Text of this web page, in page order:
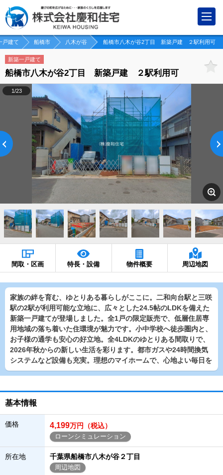
戸建て 船橋市 八木が谷 船橋市八木が谷2丁目 新築戸建 ２駅利用可
新築一戸建て
船橋市八木が谷2丁目 新築戸建 ２駅利用可
1/23
間取・区画 特長・設備 物件概要 周辺地図
家族の絆を育む、ゆとりある暮らしがここに。二和向台駅と三咲
駅の2駅が利用可能な立地に、広々とした24.5帖のLDKを備えた
新築一戸建てが登場しました。全1戸の限定販売で、低層住居専
用地域の落ち着いた住環境が魅力です。小中学校へ徒歩圏内と、
お子様の通学も安心の好立地。全4LDKのゆとりある間取りで、
2026年秋からの新しい生活を彩ります。都市ガスや24時間換気
システムなど設備も充実。理想のマイホームで、心地よい毎日を
基本情報
価格 4,199万円（税込）
ローンシミュレーション
所在地 千葉県船橋市八木が谷２丁目
周辺地図